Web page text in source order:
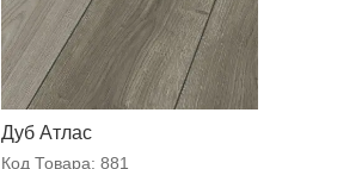
Дуб Атлас
Код Товара: 881